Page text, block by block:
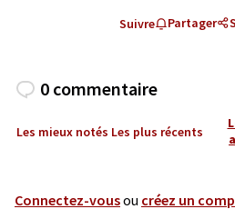
Suivre Partager
0 commentaire
Les mieux notés Les plus récents
Connectez-vousou créez un